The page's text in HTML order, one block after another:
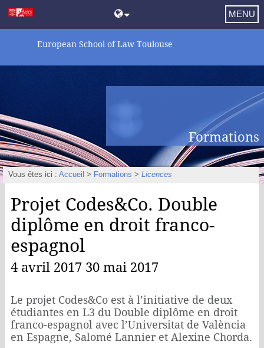
European School of Law Toulouse
MENU
Formations
Vous êtes ici :Accueil > Formations >Licences
Projet Codes&Co. Double
diplôme en droit franco-
espagnol
4 avril 2017 30 mai 2017
Le projet Codes&Co est à l’initiative de deux
étudiantes en L3 du Double diplôme en droit
franco-espagnol avec l’Universitat de València
en Espagne, Salomé Lannier et Alexine Chorda.